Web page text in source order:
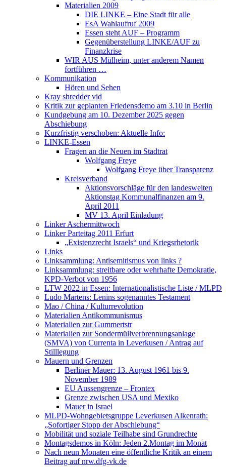
Materialien 2009
DIE LINKE – Eine Stadt für alle
EsA Wahlaufruf 2009
Essen steht AUF – Programm
Gegenüberstellung LINKE/AUF zu
Finanzkrise
WIR AUS Mülheim, unter anderem Namen
fortführen …
Kommunikation
Hören und Sehen
Kray shredder vid
Kritik zur geplanten Friedensdemo am 3.10 in Berlin
Kundgebung am 10. Dezember 2025 gegen
Abschiebung
Kurzfristig verschoben: Aktuelle Info:
LINKE-Essen
Fragen an die Neuen im Stadtrat
Wolfgang Freye
Wolfgang Freye über Transparenz
Kreisverband
Aktionsvorschläge für den landesweiten
Aktionstag Kommunalfinanzen am 9.
April 2011
MV 13. April Einladung
Linker Aschermittwoch
Linker Parteitag 2011 Erfurt
„Existenzrecht Israels“ und Kriegsrhetorik
Links
Linksammlung: Antisemitismus von links ?
Linksammlung: streitbare oder wehrhafte Demokratie,
KPD-Verbot von 1956
LTW 2022 in Essen: Internationalistische Liste / MLPD
Ludo Martens: Lenins sogenanntes Testament
Mao / China / Kulturrevolution
Materialien Antikommunismus
Materialien zur Gummertstr
Materialien zur Sondermüllverbrennungsanlage
(SMVA) von Currenta in Leverkusen / Antrag auf
Stilllegung
Mauern und Grenzen
Berliner Mauer: 13. August 1961 bis 9.
November 1989
EU Aussengrenze – Frontex
Grenze zwischen USA und Mexiko
Mauer in Israel
MLPD-Wohngebietsgruppe Leverkusen Alkenrath:
„Sofortiger Stopp der Abschiebung“
Mobilität und soziale Teilhabe sind Grundrechte
Montagsdemos in Köln: Jeden 2.Montag im Monat
Nach neun Monaten eine öffentliche Kritik an einem
Beitrag auf nrw.dfg-vk.de